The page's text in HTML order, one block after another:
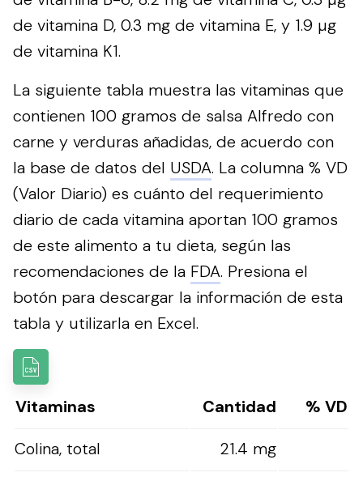
de vitamina D, 0.3 mg de vitamina E, y 1.9 µg
de vitamina K1.
La siguiente tabla muestra las vitaminas que
contienen 100 gramos de salsa Alfredo con
carne y verduras añadidas, de acuerdo con
la base de datos del USDA. La columna % VD
(Valor Diario) es cuánto del requerimiento
diario de cada vitamina aportan 100 gramos
de este alimento a tu dieta, según las
recomendaciones de la FDA. Presiona el
botón para descargar la información de esta
tabla y utilizarla en Excel.
Vitaminas Cantidad
% VD
Colina, total
21.4 mg